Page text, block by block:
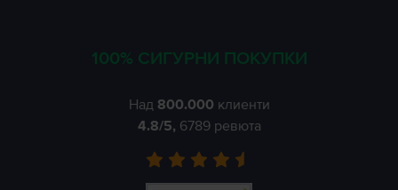
100% СИГУРНИ ПОКУПКИ
Над 800.000 клиенти
4.8/5, 6789 ревюта